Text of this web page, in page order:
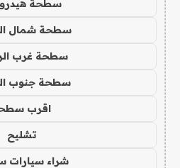
سطحة
سطحة شمال
سطحة غرب
سطحة جنوب
اقرب
تشليح
شراء سيارات